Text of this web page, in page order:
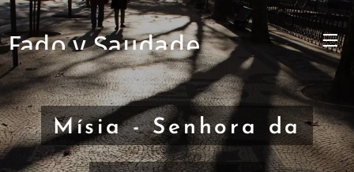
Fado y Saudade
Mísia - Senhora da